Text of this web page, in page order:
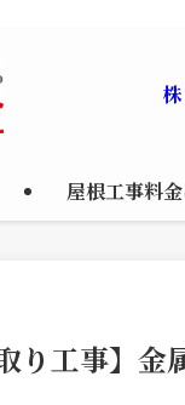
屋根工事料
り工事】